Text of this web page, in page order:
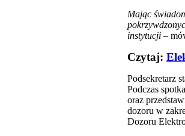
Mając
instytucji –
Czytaj:
Podsekretarz
Podczas
oraz
dozoru w
Dozoru